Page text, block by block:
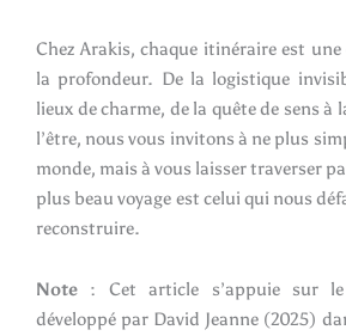
Chez Arakis, chaque itinéraire est
la profondeur. De la logistique
lieux de charme, de la quête de sens à
l’être, nous vous invitons à ne plus
monde, mais à vous laisser traverser
plus beau voyage est celui qui nous
reconstruire.
Note : Cet article s’appuie sur le
développé par David Jeanne (2025)